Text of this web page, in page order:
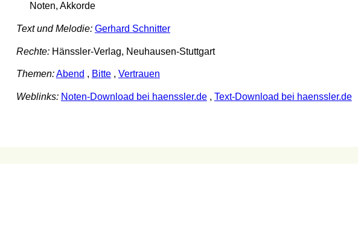
Noten, Akkorde
Text und Melodie: Gerhard Schnitter
Rechte:Hänssler-Verlag, Neuhausen-Stuttgart
Themen:Abend , Bitte, Vertrauen
Weblinks: Noten-Download bei haenssler.de, Text-Download bei haenssler.de